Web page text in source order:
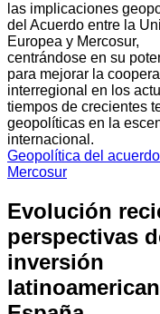
las implicaciones
del Acuerdo entre la
Europea y Mercosur,
centrándose en su
para mejorar la
interregional en los
tiempos de crecientes
geopolíticas en la
internacional.
Geopolítica del
Mercosur
Evolución
perspectivas
inversión